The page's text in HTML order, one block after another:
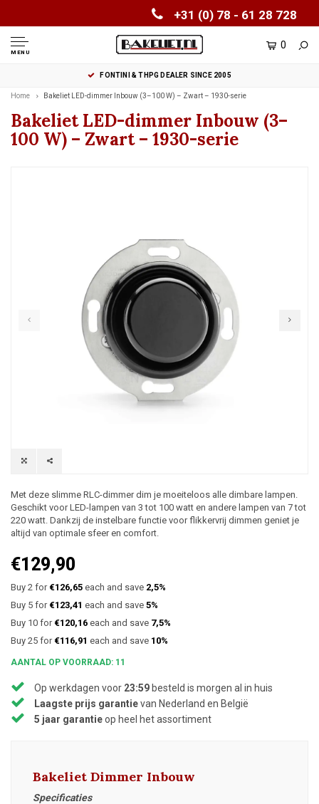
+31 (0) 78 - 61 28 728
MENU
0
FONTINI & THPG DEALER SINCE 2005
Home Bakeliet LED-dimmer Inbouw (3–100 W) – Zwart – 1930-serie
Bakeliet LED-dimmer Inbouw (3–
100 W) – Zwart – 1930-serie
Met deze slimme RLC-dimmer dim je moeiteloos alle dimbare lampen.
Geschikt voor LED-lampen van 3 tot 100 watt en andere lampen van 7 tot
220 watt. Dankzij de instelbare functie voor flikkervrij dimmen geniet je
altijd van optimale sfeer en comfort.
€129,90
Buy 2 for €126,65 each and save 2,5%
Buy 5 for €123,41 each and save 5%
Buy 10 for €120,16 each and save 7,5%
Buy 25 for €116,91 each and save 10%
AANTAL OP VOORRAAD: 11
Op werkdagen voor 23:59 besteld is morgen al in huis
Laagste prijs garantievan Nederland en België
5 jaar garantieop heel het assortiment
Bakeliet Dimmer Inbouw
Specificaties